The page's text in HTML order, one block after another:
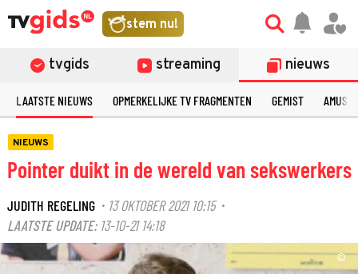
stem nu!
tvgids streaming nieuws
LAATSTE NIEUWS OPMERKELIJKE TV FRAGMENTEN GEMIST
NIEUWS
Pointer duikt in de wereld van sekswerkers
JUDITH REGELING · 13 OKTOBER 2021 10:15·
LAATSTE UPDATE: 13-10-21 14:18
©